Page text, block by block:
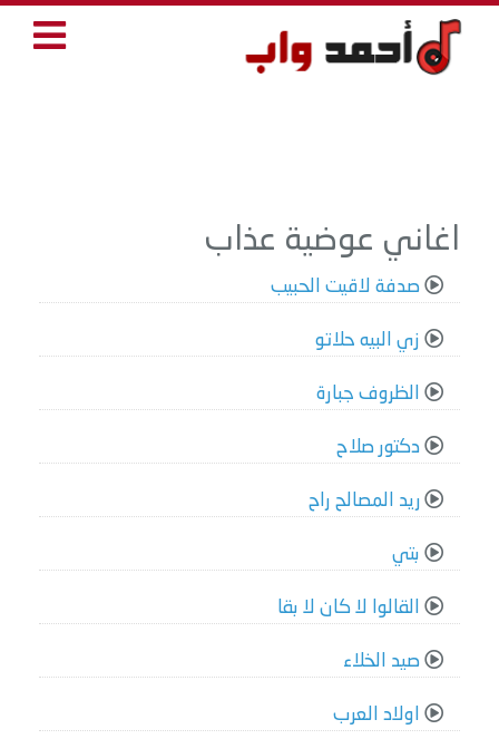
اغاني عوضية عذاب
صدفة لاقيت الحبيب
زي البيه حلاتو
الظروف جبارة
دكتور صلاح
ريد المصالح راح
بتي
القالوا لا كان لا بقا
صيد الخلاء
اولاد العرب